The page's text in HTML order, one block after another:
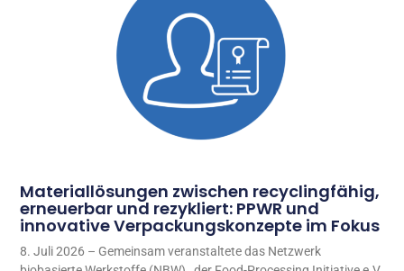
Materiallösungen zwischen recyclingfähig,
erneuerbar und rezykliert: PPWR und
innovative Verpackungskonzepte im Fokus
8. Juli 2026 – Gemeinsam veranstaltete das Netzwerk